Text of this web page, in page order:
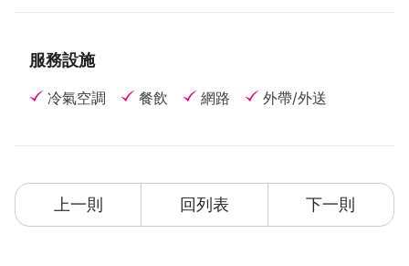
服務設施
冷氣空調 餐飲 網路 外帶/外送
上一則 回列表 下一則